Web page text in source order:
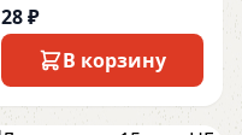
28 ₽
В корзину